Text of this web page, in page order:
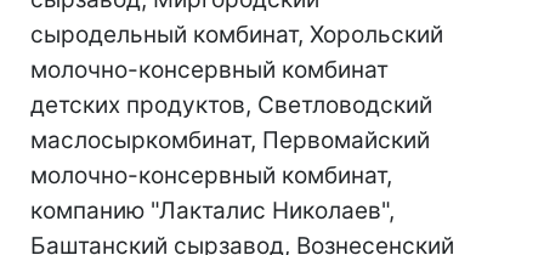
сыродельный комбинат, Хорольский
молочно-консервный комбинат
детских продуктов, Светловодский
маслосыркомбинат, Первомайский
молочно-консервный комбинат,
компанию "Лакталис Николаев",
Баштанский сырзавод, Вознесенский